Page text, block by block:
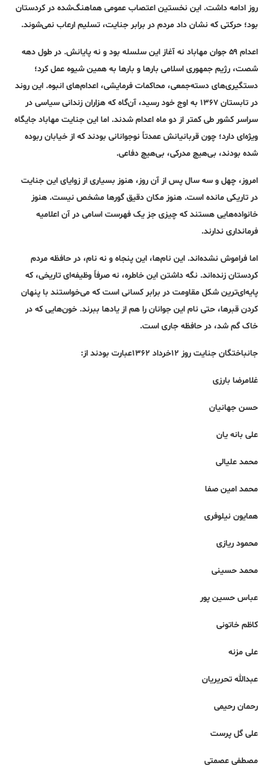
روز ادامه داشت. این نخستین اعتصاب عمومی هماهنگ‌شده در کردستان
بود؛ حرکتی که نشان داد مردم در برابر جنایت، تسلیم ارعاب نمی‌شوند.
اعدام ۵۹ جوان مهاباد نه آغاز این سلسله بود و نه پایانش. در طول دهه
شصت، رژیم جمهوری اسلامی بارها و بارها به همین شیوه عمل کرد؛
دستگیری‌های دسته‌جمعی، محاکمات فرمایشی، اعدام‌های انبوه. این روند
در تابستان ۱۳۶۷ به اوج خود رسید، آن‌گاه که هزاران زندانی سیاسی در
سراسر کشور طی کمتر از دو ماه اعدام شدند. اما این جنایت مهاباد جایگاه
ویژه‌ای دارد؛ چون قربانیانش عمدتاً نوجوانانی بودند که از خیابان ربوده
شده بودند، بی‌هیچ مدرکی، بی‌هیچ دفاعی.
امروز، چهل و سه سال پس از آن روز، هنوز بسیاری از زوایای این جنایت
در تاریکی مانده است. هنوز مکان دقیق گورها مشخص نیست. هنوز
خانواده‌هایی هستند که چیزی جز یک فهرست اسامی در آن اعلامیه
فرمانداری ندارند.
اما فراموش نشده‌اند. این نام‌ها، این پنجاه و نه نام، در حافظه مردم
کردستان زنده‌اند. نگه داشتن این خاطره، نه صرفاً وظیفه‌ای تاریخی، که
پایه‌ای‌ترین شکل مقاومت در برابر کسانی است که می‌خواستند با پنهان
کردن قبرها، حتی نام این جوانان را هم از یادها ببرند. خون‌هایی که در
خاک گم شد، در حافظه جاری است.
جانباختگان جنایت روز ۱۲خرداد ۱۳۶۲عبارت بودند از:
غلامرضا بارزی
حسن جهانیان
علی بانه یان
محمد علیالی
محمد امین صفا
همایون نیلوفری
محمود ریازی
محمد حسینی
عباس حسین پور
کاظم خاتونی
علی مزنه
عبدالله تحریریان
رحمان رحیمی
علی گل پرست
مصطفی عصمتی